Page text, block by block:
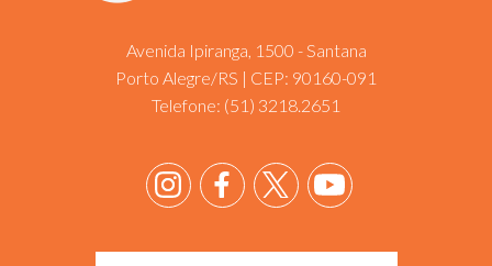
Avenida Ipiranga, 1500 - Santana
Porto Alegre/RS | CEP: 90160-091
Telefone: (51) 3218.2651